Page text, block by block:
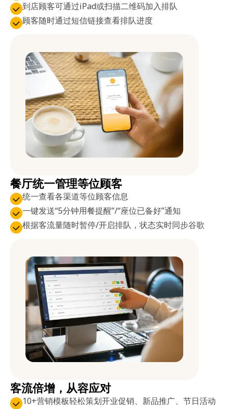
到店顾客可通过iPad或扫描二维码加入排队
顾客随时通过短信链接查看排队进度
餐厅统一管理等位顾客
统一查看各渠道等位顾客信息
一键发送“5分钟用餐提醒”/“座位已备好”通知
根据客流量随时暂停/开启排队，状态实时同步谷歌
客流倍增，从容应对
10+营销模板轻松策划开业促销、新品推广、节日活动